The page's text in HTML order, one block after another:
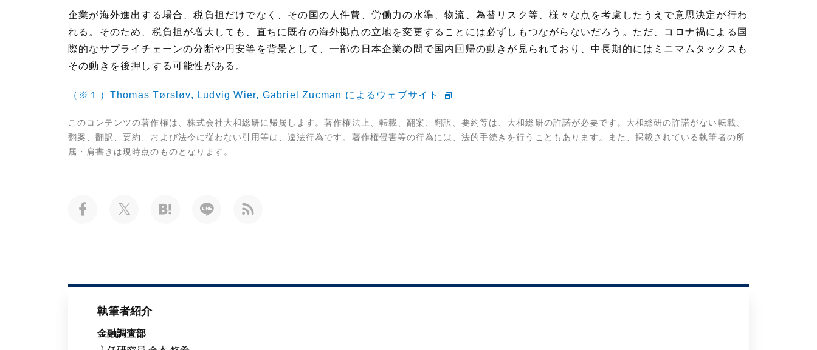
企業が海外進出する場合、税負担だけでなく、その国の人件費、労働力の水準、物流、為替リスク等、様々な点を考慮したうえで意思決定が行わ
れる。そのため、税負担が増大しても、直ちに既存の海外拠点の立地を変更することには必ずしもつながらないだろう。ただ、コロナ禍による国
際的なサプライチェーンの分断や円安等を背景として、一部の日本企業の間で国内回帰の動きが見られており、中長期的にはミニマムタックスも
その動きを後押しする可能性がある。
（※１）Thomas Tørsløv, Ludvig Wier, Gabriel Zucman によるウェブサイト
このコンテンツの著作権は、株式会社大和総研に帰属します。著作権法上、転載、翻案、翻訳、要約等は、大和総研の許諾が必要です。大和総研の許諾がない転載、
翻案、翻訳、要約、および法令に従わない引用等は、違法行為です。著作権侵害等の行為には、法的手続きを行うこともあります。また、掲載されている執筆者の所
属・肩書きは現時点のものとなります。
執筆者紹介
金融調査部